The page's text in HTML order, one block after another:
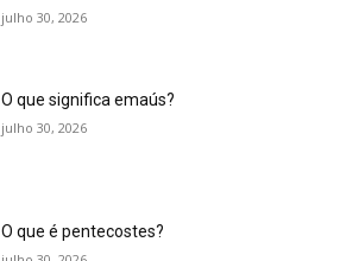
julho 30, 2026
O que significa emaús?
julho 30, 2026
O que é pentecostes?